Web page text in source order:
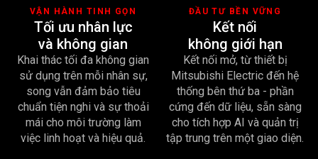
VẬN HÀNH TINH GỌN
Tối ưu nhân lực
và không gian
Khai thác tối đa không gian
sử dụng trên mỗi nhân sự,
song vẫn đảm bảo tiêu
chuẩn tiện nghi và sự thoải
mái cho môi trường làm
việc linh hoạt và hiệu quả.
ĐẦU TƯ BỀN VỮNG
Kết nối
không giới hạn
Kết nối mở, từ thiết bị
Mitsubishi Electric đến hệ
thống bên thứ ba - phần
cứng đến dữ liệu, sẵn sàng
cho tích hợp AI và quản trị
tập trung trên một giao diện.